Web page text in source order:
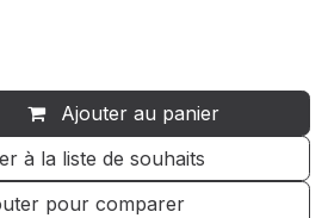
Ajouter au panier
pour comparer
à la liste de souhaits